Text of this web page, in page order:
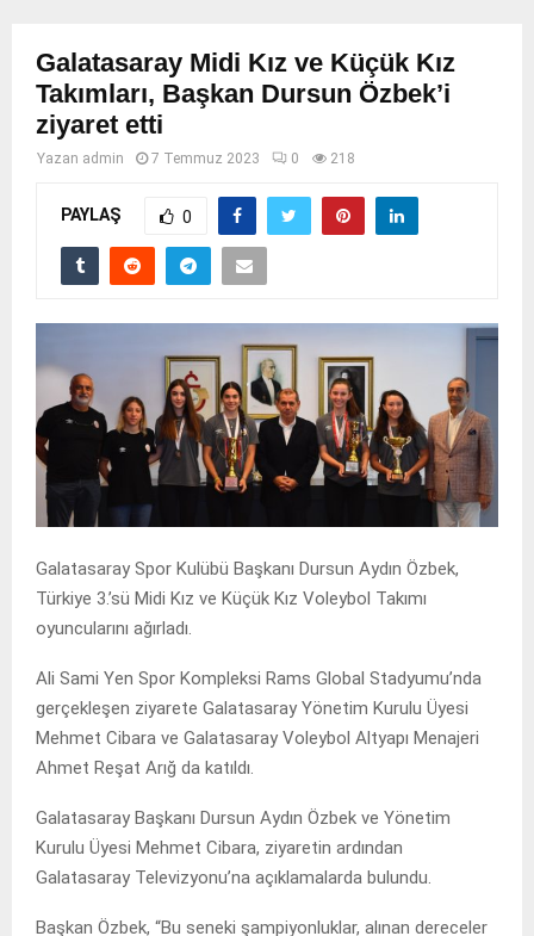
Galatasaray Midi Kız ve Küçük Kız
Takımları, Başkan Dursun Özbek’i
ziyaret etti
Yazan admin 7 Temmuz 2023 0 218
PAYLAŞ 0
Galatasaray Spor Kulübü Başkanı Dursun Aydın Özbek,
Türkiye 3.’sü Midi Kız ve Küçük Kız Voleybol Takımı
oyuncularını ağırladı.
Ali Sami Yen Spor Kompleksi Rams Global Stadyumu’nda
gerçekleşen ziyarete Galatasaray Yönetim Kurulu Üyesi
Mehmet Cibara ve Galatasaray Voleybol Altyapı Menajeri
Ahmet Reşat Arığ da katıldı.
Galatasaray Başkanı Dursun Aydın Özbek ve Yönetim
Kurulu Üyesi Mehmet Cibara, ziyaretin ardından
Galatasaray Televizyonu’na açıklamalarda bulundu.
Başkan Özbek, “Bu seneki şampiyonluklar, alınan dereceler